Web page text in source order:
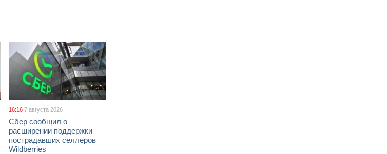
16:16 7 августа 2026
Сбер сообщил о
расширении поддержки
пострадавших селлеров
Wildberries